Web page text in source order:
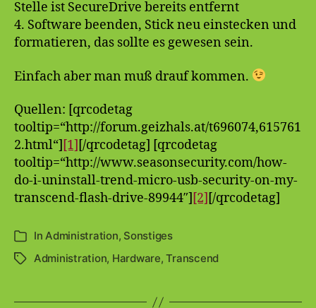
Stelle ist SecureDrive bereits entfernt
4. Software beenden, Stick neu einstecken und
formatieren, das sollte es gewesen sein.
Einfach aber man muß drauf kommen.
Quellen: [qrcodetag
tooltip=“http://forum.geizhals.at/t696074,615761
2.html“] [1] [/qrcodetag] [qrcodetag
tooltip=“http://www.seasonsecurity.com/how-
do-i-uninstall-trend-micro-usb-security-on-my-
transcend-flash-drive-89944″] [2] [/qrcodetag]
Kategorien
InAdministration, Sonstiges
Schlagwörter
Administration, Hardware,Transcend